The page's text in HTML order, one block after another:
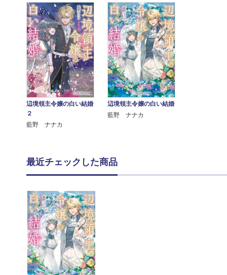
辺境領主令嬢の白い結婚
２
藍野 ナナカ
辺境領主令嬢の白い結婚
藍野 ナナカ
最近チェックした商品